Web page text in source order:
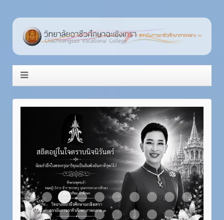
Item 1 Item 2Item 3
Item 4 Item 5 Item 6 Item 7 Item 8Item 9Item 10
Item 11Item 12Item 13Item 14Item 15Item 16 Item 17Item 18Item 19Item 20